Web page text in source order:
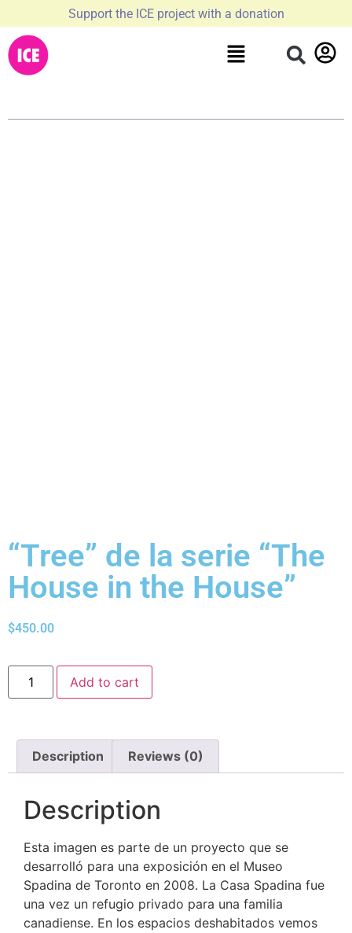
Support the ICE project with a donation
“Tree” de la serie “The
House in the House”
$450.00
Add to cart
Description Reviews (0)
Description
Esta imagen es parte de un proyecto que se
desarrolló para una exposición en el Museo
Spadina de Toronto en 2008. La Casa Spadina fue
una vez un refugio privado para una familia
canadiense. En los espacios deshabitados vemos